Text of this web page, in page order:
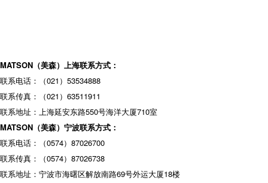
MATSON（美森）上海联系方式：
联系电话：（021）53534888
联系传真：（021）63511911
联系地址：上海延安东路550号海洋大厦710室
MATSON（美森）宁波联系方式：
联系电话：（0574）87026700
联系传真：（0574）87026738
联系地址：宁波市海曙区解放南路69号外运大厦18楼